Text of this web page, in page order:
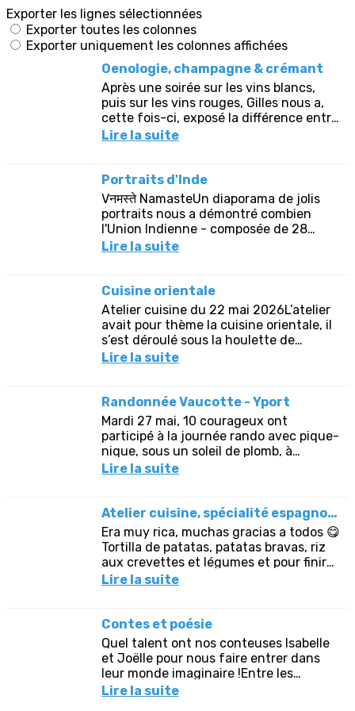
Exporter les lignes sélectionnées
Exporter toutes les colonnes
Exporter uniquement les colonnes affichées
Oenologie, champagne & crémant
Après une soirée sur les vins blancs,
puis sur les vins rouges, Gilles nous a,
cette fois-ci, exposé la différence entre
un crémant et un champagne avant
Lire la suite
Portraits d'Inde
Vनमस्ते NamasteUn diaporama de jolis
portraits nous a démontré combien
l'Union Indienne - composée de 28
Etats - est constellée d'une mosaïque
Lire la suite
Cuisine orientale
Atelier cuisine du 22 mai 2026L’atelier
avait pour thème la cuisine orientale, il
s’est déroulé sous la houlette de
Nadjiba, nouvelle arrivante, qui a bien
Lire la suite
Randonnée Vaucotte - Yport
Mardi 27 mai, 10 courageux ont
participé à la journée rando avec pique-
nique, sous un soleil de plomb, à
Vaucotte -Yport ; heureusement nous
Lire la suite
Atelier cuisine, spécialité espagnoles
Era muy rica, muchas gracias a todos 😋
Tortilla de patatas, patatas bravas, riz
aux crevettes et légumes et pour finir
salade de fruits au miel..... le tout arrosé
Lire la suite
Contes et poésie
Quel talent ont nos conteuses Isabelle
et Joëlle pour nous faire entrer dans
leur monde imaginaire !Entre les
racontées de contes, Florence, Patricia
Lire la suite